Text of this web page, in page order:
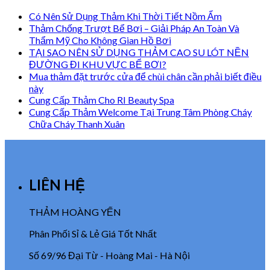
Có Nên Sử Dụng Thảm Khi Thời Tiết Nồm Ẩm
Thảm Chống Trượt Bể Bơi – Giải Pháp An Toàn Và
Thẩm Mỹ Cho Không Gian Hồ Bơi
TẠI SAO NÊN SỬ DỤNG THẢM CAO SU LÓT NỀN
ĐƯỜNG ĐI KHU VỰC BỂ BƠI?
Mua thảm đặt trước cửa để chùi chân cần phải biết điều
này
Cung Cấp Thảm Cho RI Beauty Spa
Cung Cấp Thảm Welcome Tại Trung Tâm Phòng Cháy
Chữa Cháy Thanh Xuân
LIÊN HỆ
THẢM HOÀNG YẾN
Phân Phối Sỉ & Lẻ Giá Tốt Nhất
Số 69/96 Đại Từ - Hoàng Mai - Hà Nội